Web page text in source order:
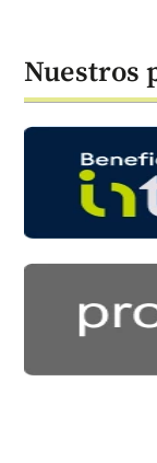
Nuestros